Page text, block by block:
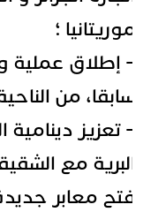
؛
إطلاق عملية
من الناحية
تعزيز دينامية
مع
معابر جديدة